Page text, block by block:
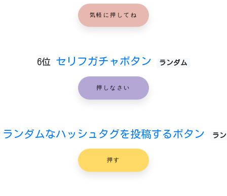
気軽に押してね
6位 セリフガチャボタン ランダム
押しなさい
ランダムなハッシュタグを投稿するボタン ラ
押す